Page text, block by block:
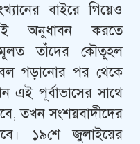
বাইরে গিয়েও
অনুধাবন করতে
মূলত তাঁদের কৌতূহল
গড়ানোর পর থেকে
এই পূর্বাভাসের সাথে
তখন সংশয়বাদীদের
১৯শে জুলাইয়ের